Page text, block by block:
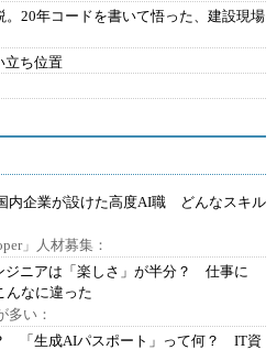
。20年コードを書いて悟った、建設現場
立ち位置
企業が設けた高度AI職 どんなスキル
」人材募集：
ジニアは「楽しさ」が半分？ 仕事に
んなに違った
多い：
「生成AIパスポート」って何？ IT資